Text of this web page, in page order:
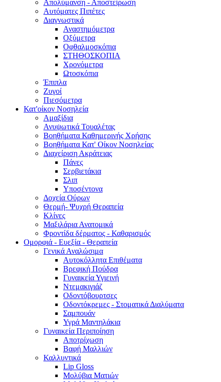
Απολύμανση - Αποστείρωση
Αυτόματες Πιπέτες
Διαγνωστικά
Αναστημόμετρα
Οξύμετρα
Οφθαλμοσκόπια
ΣΤΗΘΟΣΚΟΠΙΑ
Χρονόμετρα
Ωτοσκόπια
Έπιπλα
Ζυγοί
Πιεσόμετρα
Κατ'οίκον Νοσηλεία
Αμαξίδια
Ανυψωτικά Τουαλέτας
Βοηθήματα Καθημερινής Χρήσης
Βοηθήματα Κατ' Οίκον Νοσηλείας
Διαχείριση Ακράτειας
Πάνες
Σερβιετάκια
Σλιπ
Υποσέντονα
Δοχεία Ούρων
Θερμή- Ψυχρή Θεραπεία
Κλίνες
Μαξιλάρια Ανατομικά
Φροντίδα δέρματος - Καθαρισμός
Ομορφιά - Ευεξία - Θεραπεία
Γενικά Αναλώσιμα
Αυτοκόλλητα Επιθέματα
Βρεφική Πούδρα
Γυναικεία Υγιεινή
Ντεμακιγιάζ
Οδοντόβουρτσες
Οδοντόκρεμες - Στοματικά Διαλύματα
Σαμπουάν
Υγρά Μαντηλάκια
Γυναικεία Περιποίηση
Αποτρίχωση
Βαφή Μαλλιών
Καλλυντικά
Lip Gloss
Μολύβια Ματιών